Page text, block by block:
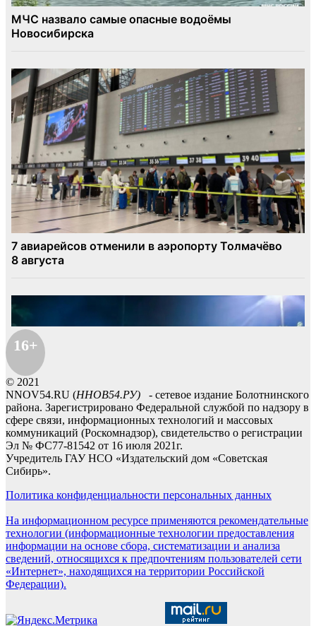
16+
© 2021
NNOV54.RU (ННОВ54.РУ) - сетевое издание Болотнинского
района. Зарегистрировано Федеральной службой по надзору в
сфере связи, информационных технологий и массовых
коммуникаций (Роскомнадзор), свидетельство о регистрации
Эл № ФС77-81542 от 16 июля 2021г.
Учредитель ГАУ НСО «Издательский дом «Советская
Сибирь».
Политика конфиденциальности персональных данных
На информационном ресурсе применяются рекомендательные
технологии (информационные технологии предоставления
информации на основе сбора, систематизации и анализа
сведений, относящихся к предпочтениям пользователей сети
«Интернет», находящихся на территории Российской
Федерации).